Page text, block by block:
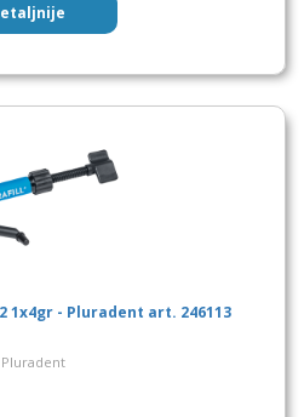
1x4gr - Pluradent art. 246113
Pluradent